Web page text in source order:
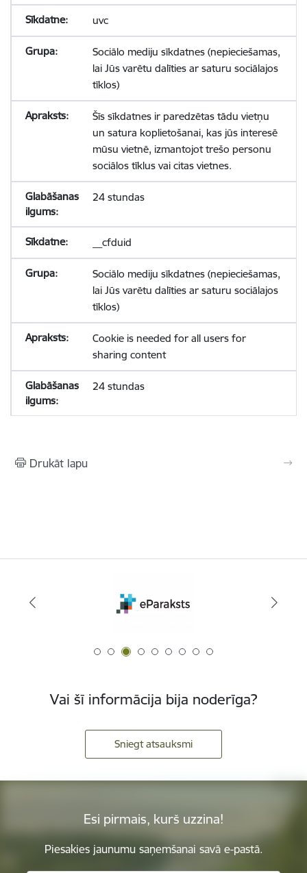
uvc
Sociālo mediju sīkdatnes (nepieciešamas,
lai Jūs varētu dalīties ar saturu sociālajos
tīklos)
Šīs sīkdatnes ir paredzētas tādu vietņu
un satura koplietošanai, kas jūs interesē
mūsu vietnē, izmantojot trešo personu
sociālos tīklus vai citas vietnes.
24 stundas
__cfduid
Sociālo mediju sīkdatnes (nepieciešamas,
lai Jūs varētu dalīties ar saturu sociālajos
tīklos)
Cookie is needed for all users for
sharing content
24 stundas
Drukāt lapu
Vai šī informācija bija noderīga?
Sniegt atsauksmi
Esi pirmais, kurš uzzina!
Piesakies jaunumu saņemšanai savā e-pastā.